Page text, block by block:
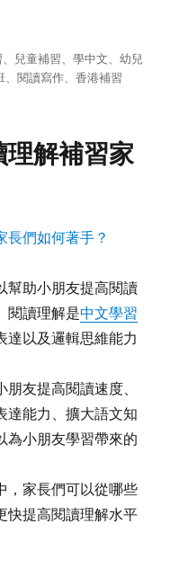
、 兒童補習、學中文、幼兒
、閱讀寫作、香港補習
解補習家
幫助小朋友提高閱讀
閱讀理解是中文學習
達以及邏輯思維能力
友提高閱讀速度、
達能力、擴大語文知
為小朋友學習帶來的
，家長們可以從哪些
快提高閱讀理解水平